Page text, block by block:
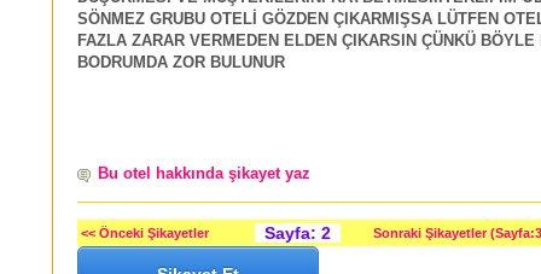
SÖNMEZ GRUBU OTELİ GÖZDEN ÇIKARMIŞSA LÜTFEN
FAZLA ZARAR VERMEDEN ELDEN ÇIKARSIN ÇÜNKÜ BÖYLE
BODRUMDA ZOR BULUNUR
Bu otel hakkında şikayet yaz
<< Önceki Şikayetler Sayfa: 2 Sonraki Şikayetler